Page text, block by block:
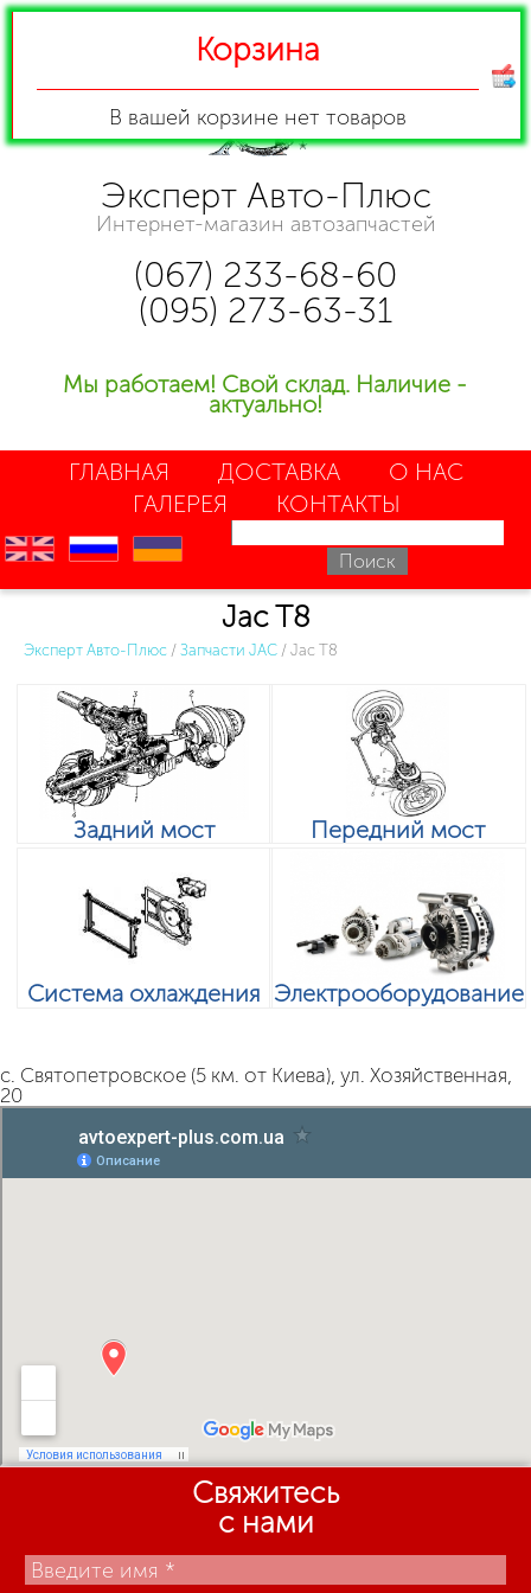
Эксперт Авто-Плюс
Интернет-магазин автозапчастей
(067) 233-68-60
(095) 273-63-31
Мы работаем! Свой склад. Наличие -
актуально!
ГЛАВНАЯ ДОСТАВКА
О НАС
ГАЛЕРЕЯ
КОНТАКТЫ
en ru uk
Jac T8
Эксперт Авто-Плюс / Запчасти JAC / Jac T8
Задний мост Передний мост
Система охлаждения Электрооборудование
Корзина
В вашей корзине нет товаров
с. Святопетровское (5 км. от Киева), ул. Хозяйственная,
20
Свяжитесь
с нами